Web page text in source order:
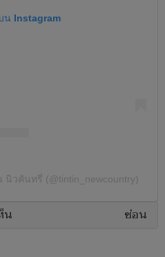
น Instagram
วคันทรี่ (@tintin_newcountry)
น ซ่อน